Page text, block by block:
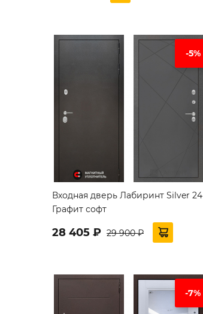
-5%
Входная дверь Лабиринт Silver 24
Графит софт
28 405 ₽ 29 900 ₽
-7%